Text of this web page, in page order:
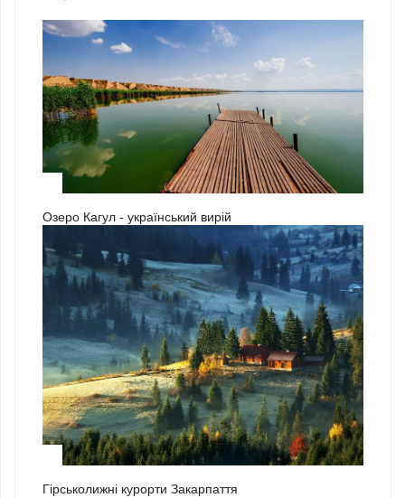
Озеро Кагул - український вирій
Гірськолижні курорти Закарпаття